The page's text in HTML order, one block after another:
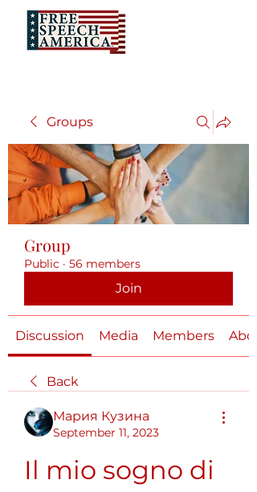
Groups
Group
Public · 56 members
Join
Discussion Media Members
Back
Мария Кузина
September 11, 2023
Il mio sogno di